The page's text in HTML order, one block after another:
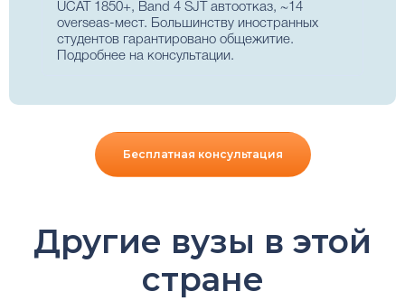
UCAT 1850+, Band 4 SJT автоотказ, ~14
overseas-мест. Большинству иностранных
студентов гарантировано общежитие.
Подробнее на консультации.
Бесплатная консультация
Другие вузы в этой
стране